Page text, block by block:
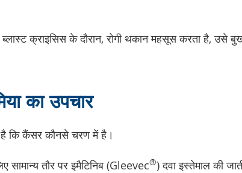
क्राइसिस के दौरान, रोगी थकान महसूस करता है, उसे
का उपचार
है कि कैंसर कौनसे चरण में है।
तौर पर इमैटिनिब (Gleevec®) दवा इस्तेमाल की